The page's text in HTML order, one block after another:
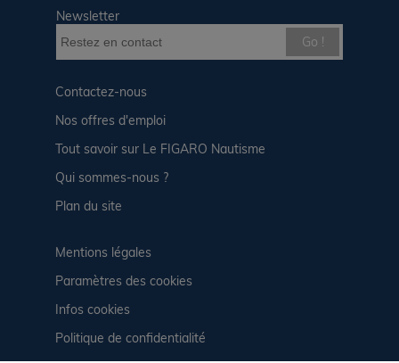
Newsletter
Go !
Contactez-nous
Nos offres d'emploi
Tout savoir sur Le FIGARO Nautisme
Qui sommes-nous ?
Plan du site
Mentions légales
Paramètres des cookies
Infos cookies
Politique de confidentialité